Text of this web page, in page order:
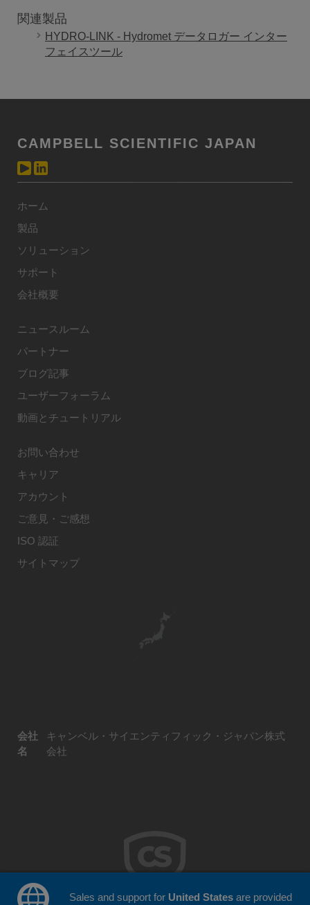
関連製品
HYDRO-LINK - Hydromet データロガー インター
フェイスツール
CAMPBELL SCIENTIFIC JAPAN
ホーム
製品
ソリューション
サポート
会社概要
ニュースルーム
パートナー
ブログ記事
ユーザーフォーラム
動画とチュートリアル
お問い合わせ
キャリア
アカウント
ご意見・ご感想
ISO 認証
サイトマップ
会社
名
キャンベル・サイエンティフィック・ジャパン株式
会社
Sales and support for United Statesare provided